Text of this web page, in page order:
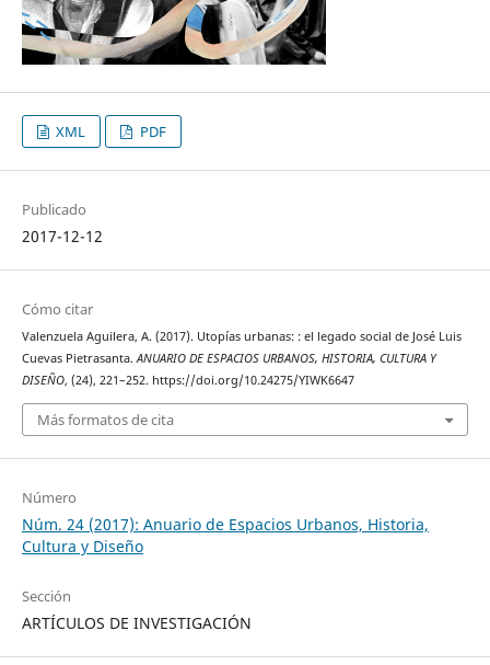
XML PDF
Publicado
2017-12-12
Cómo citar
Valenzuela Aguilera, A. (2017). Utopías urbanas: : el legado social de José Luis
Cuevas Pietrasanta.ANUARIO DE ESPACIOS URBANOS, HISTORIA, CULTURA Y
DISEÑO, (24), 221–252. https://doi.org/10.24275/YIWK6647
Más formatos de cita
Número
Núm. 24 (2017): Anuario de Espacios Urbanos, Historia,
Cultura y Diseño
Sección
ARTÍCULOS DE INVESTIGACIÓN